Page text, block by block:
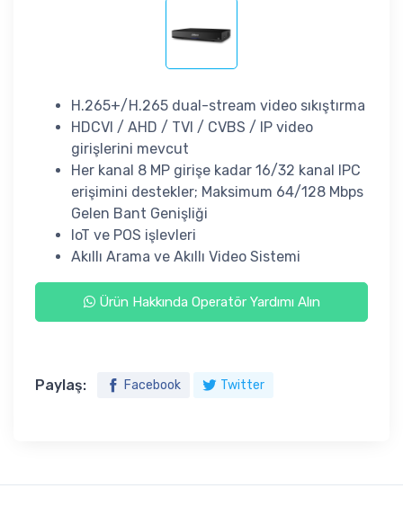
H.265+/H.265 dual-stream video sıkıştırma
HDCVI / AHD / TVI / CVBS / IP video
girişlerini mevcut
Her kanal 8 MP girişe kadar 16/32 kanal IPC
erişimini destekler; Maksimum 64/128 Mbps
Gelen Bant Genişliği
IoT ve POS işlevleri
Akıllı Arama ve Akıllı Video Sistemi
Ürün Hakkında Operatör Yardımı Alın
Paylaş: Facebook Twitter